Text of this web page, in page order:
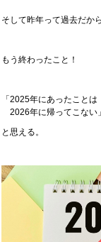
そして昨年って過去だか
もう終わったこと！
「2025年にあったことは
2026年に帰ってこない」
と思える。